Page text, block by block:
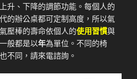
、下降的調節功能。每個人的
的辦公桌都可定制高度，所以氣
壓棒的壽命依個人的使用習慣與
般都是以年為單位。不同的椅
不同，請來電諮詢。